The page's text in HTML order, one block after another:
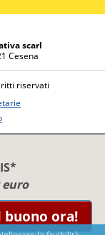
buono ora!
scarl
Cesena
riservati
dal 1987